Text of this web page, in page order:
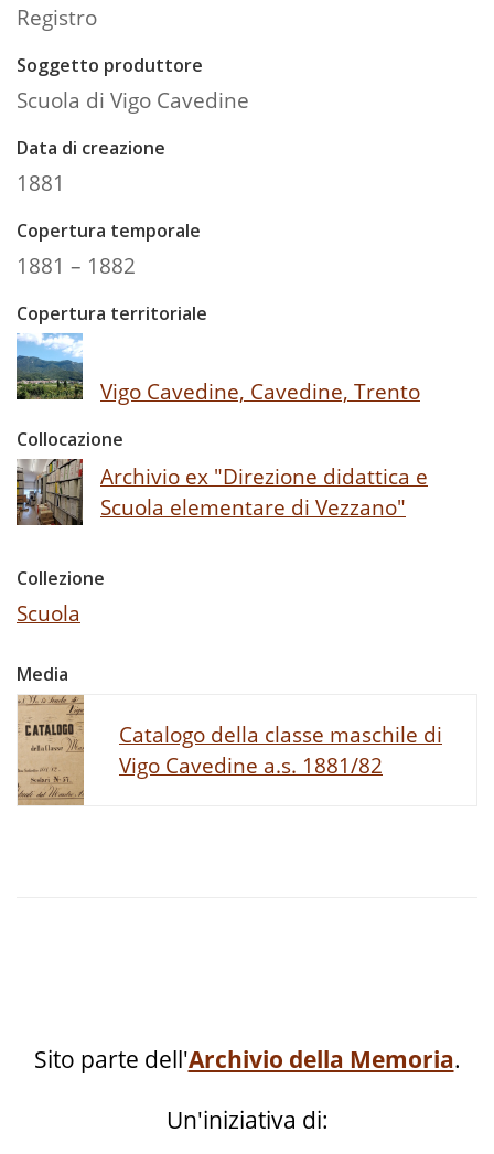
Registro
Soggetto produttore
Scuola di Vigo Cavedine
Data di creazione
1881
Copertura temporale
1881 – 1882
Copertura territoriale
Vigo Cavedine, Cavedine, Trento
Collocazione
Archivio ex "Direzione didattica e
Scuola elementare di Vezzano"
Collezione
Scuola
Media
Catalogo della classe maschile di
Vigo Cavedine a.s. 1881/82
Sito parte dell'Archivio della Memoria.
Un'iniziativa di: